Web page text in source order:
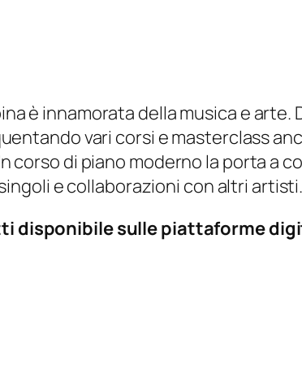
è innamorata della musica e
vari corsi e masterclass
corso di piano moderno la porta a
e collaborazioni con altri artisti.
disponibile sulle piattaforme